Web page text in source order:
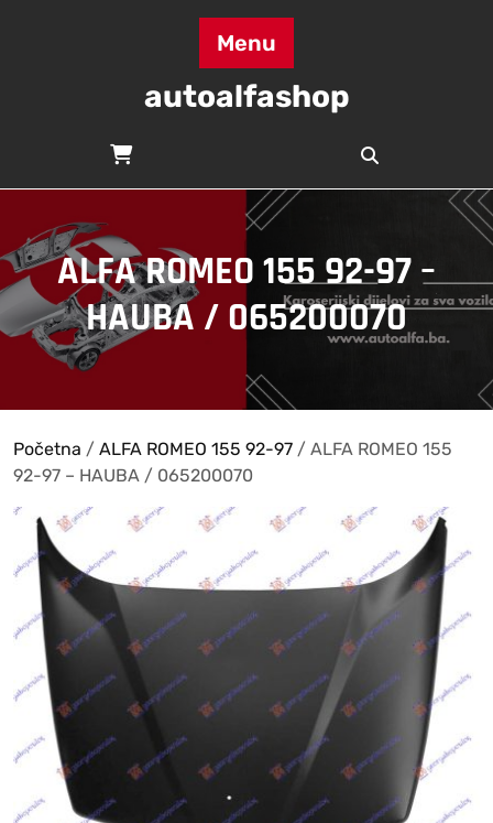
Menu
autoalfashop
ALFA ROMEO 155 92-97 –
HAUBA / 065200070
Početna / ALFA ROMEO 155 92-97 / ALFA ROMEO 155
92-97 – HAUBA / 065200070